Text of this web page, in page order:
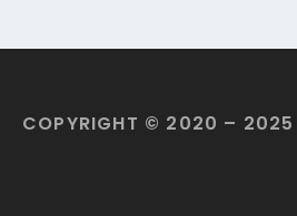
COPYRIGHT © 2020 – 2025